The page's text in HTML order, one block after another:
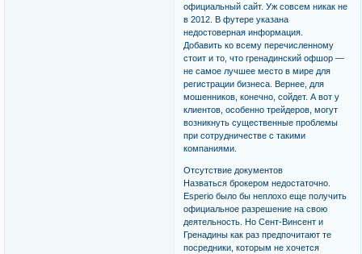
официальный сайт. Уж совсем никак не
в 2012. В футере указана
недостоверная информация.
Добавить ко всему перечисленному
стоит и то, что гренадинский офшор —
не самое лучшее место в мире для
регистрации бизнеса. Вернее, для
мошенников, конечно, сойдет. А вот у
клиентов, особенно трейдеров, могут
возникнуть существенные проблемы
при сотрудничестве с такими
компаниями.
Отсутствие документов
Назваться брокером недостаточно.
Esperio было бы неплохо еще получить
официальное разрешение на свою
деятельность. Но Сент-Винсент и
Гренадины как раз предпочитают те
посредники, которым не хочется